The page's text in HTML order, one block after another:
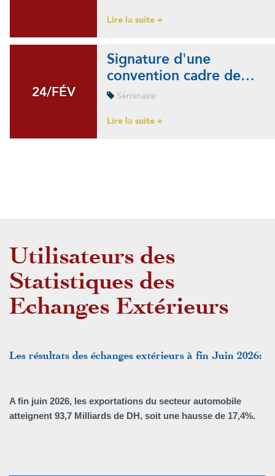
Lire la suite +
24/FÉV
24/FÉV
Signature d'une
convention cadre de…
Séminaire
Lire la suite +
Utilisateurs des
Statistiques des
Echanges Extérieurs
Les résultats des échanges extérieurs à fin Juin 2026:
A fin juin 2026, les exportations du secteur automobile
atteignent 93,7 Milliards de DH, soit une hausse de 17,4%.